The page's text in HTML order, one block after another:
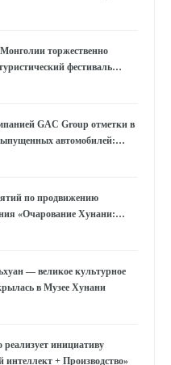
семей на
торжественно
фестиваль
GAC Group отметки в
автомобилей:
основе концепции "GAC
по продвижению
«Очарование Хунани:
стартовала в Шанхае
— великое культурное
в Музее Хунани
реализует инициативу
интеллект + Производство»